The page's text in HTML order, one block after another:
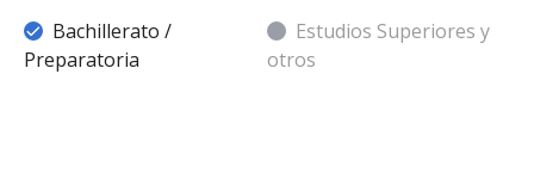
Bachillerato /
Preparatoria
Estudios Superiores y
otros